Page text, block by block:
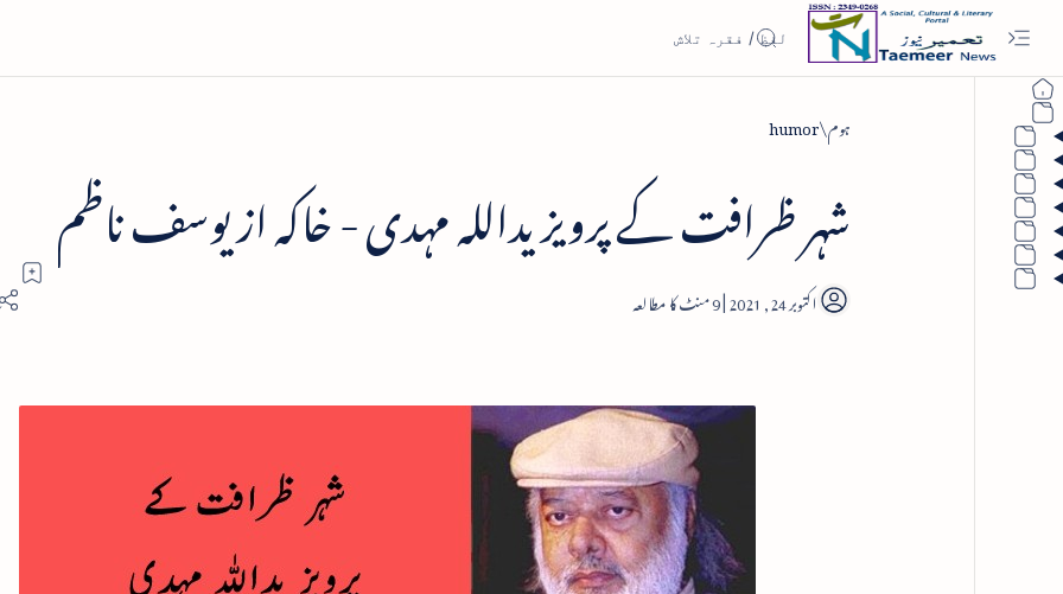
ہوم humor
شہر ظرافت کے پرویز یداللہ مہدی - خاکہ از یوسف ناظم
9